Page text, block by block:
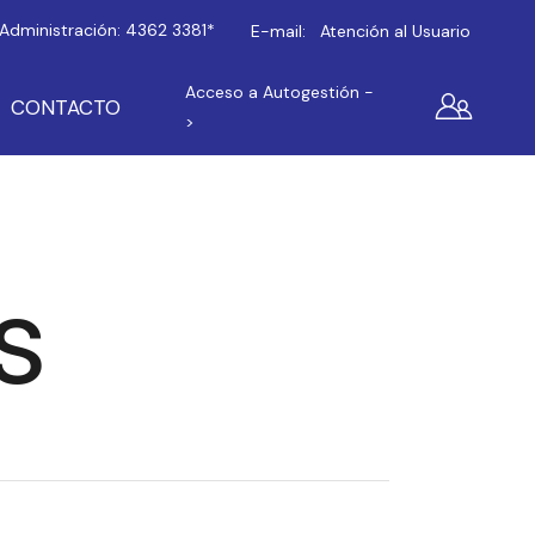
Administración: 4362 3381* E-mail: Atención al Usuario
CONTACTO
Acceso a Autogestión -
>